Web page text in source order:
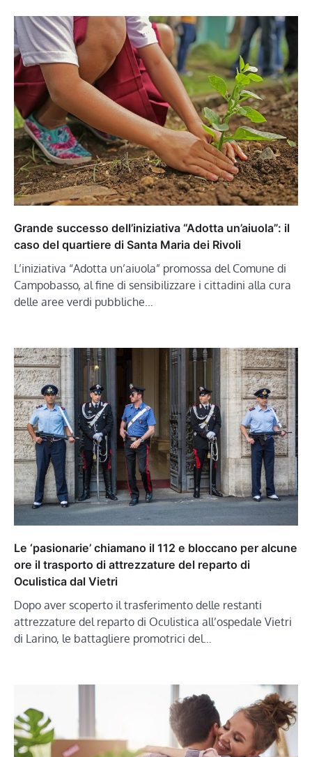
Grande successo dell’iniziativa “Adotta un’aiuola”: il
caso del quartiere di Santa Maria dei Rivoli
L’iniziativa “Adotta un’aiuola” promossa del Comune di
Campobasso, al fine di sensibilizzare i cittadini alla cura
delle aree verdi pubbliche…
Le ‘pasionarie’ chiamano il 112 e bloccano per alcune
ore il trasporto di attrezzature del reparto di
Oculistica dal Vietri
Dopo aver scoperto il trasferimento delle restanti
attrezzature del reparto di Oculistica all’ospedale Vietri
di Larino, le battagliere promotrici del…